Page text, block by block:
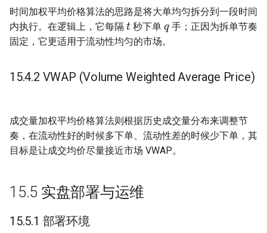
时间加权平均价格算法的思路是将大单均匀拆分到一段时间
内执行。在逻辑上，它每隔
t
秒下单
q
手；正因为拆单节奏
固定，它更适用于流动性均匀的市场。
15.4.2 VWAP (Volume Weighted Average Price)
成交量加权平均价格算法则根据历史成交量分布来调整节
奏，在流动性好的时候多下单、流动性差的时候少下单，其
目标是让成交均价尽量接近市场 VWAP。
15.5 实盘部署与运维
15.5.1 部署环境